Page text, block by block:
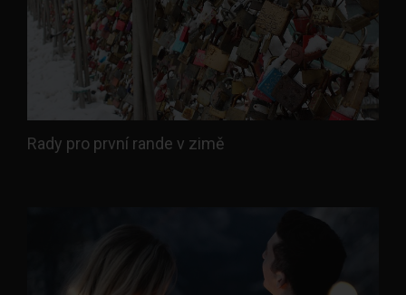
Rady pro první rande v zimě